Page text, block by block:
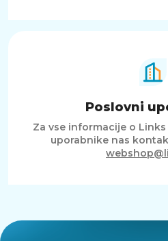
Poslovni
Za vse informacije o
uporabnike nas